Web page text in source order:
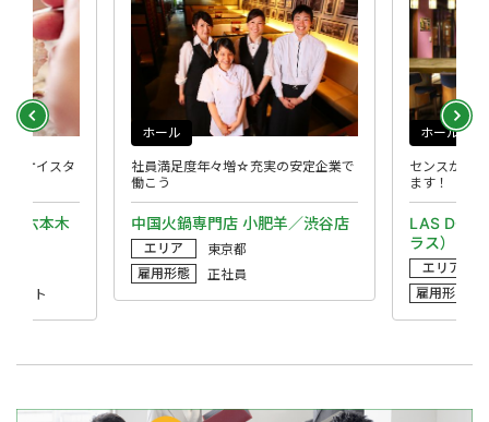
／六本木
ンオイスタ
パート
中国火鍋専門店 小肥羊／渋谷店
社員満足度年々増☆充実の安定企業で
働こう
ホール
エリア
東京都
雇用形態
正社員
LAS DOS
ラス）
センスが光
ます！
ホール
エリア
雇用形態